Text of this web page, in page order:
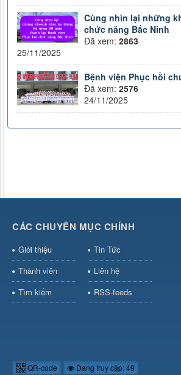
Cùng nhìn lại những
chức năng Bắc Ninh
Đã xem: 2863
25/11/2025
Bệnh viện Phục hồi
Đã xem: 2576
24/11/2025
CÁC CHUYÊN MỤC CHÍNH
Giới thiệu
Tin Tức
Thành viên
Liên hệ
Tìm kiếm
RSS-feeds
QR-code Đang truy cập: 49